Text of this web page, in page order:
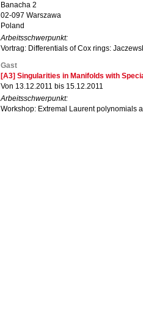
Banacha 2
02-097 Warszawa
Poland
Arbeitsschwerpunkt:
Vortrag: Differentials of Cox rings:
Gast
[A3] Singularities in Manifolds with
Von 13.12.2011 bis 15.12.2011
Arbeitsschwerpunkt:
Workshop: Extremal Laurent polynomials